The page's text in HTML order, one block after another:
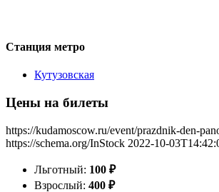
Станция метро
Кутузовская
Цены на билеты
https://kudamoscow.ru/event/prazdnik-den-
https://schema.org/InStock 2022-10-
Льготный: 100 ₽
Взрослый: 400 ₽